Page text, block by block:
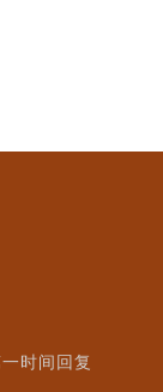
时间回复